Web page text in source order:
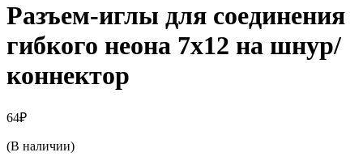
Разъем-иглы для соединения
гибкого неона 7х12 на шнур/
коннектор
64₽
(В наличии)